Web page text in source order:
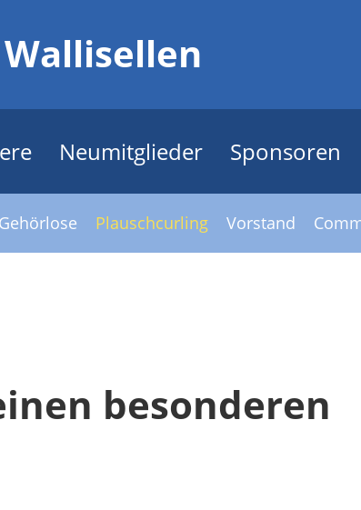
Neumitglieder Sponsoren
Gehörlose Plauschcurling Vorstand
besonderen